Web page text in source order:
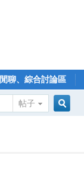
閒聊、綜合討論區
帖子